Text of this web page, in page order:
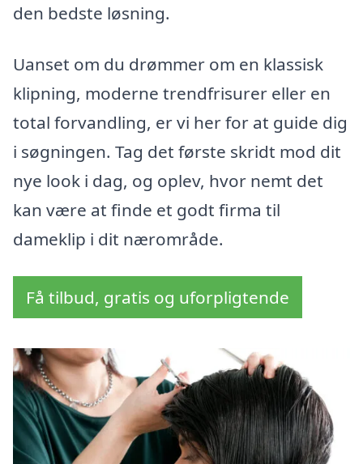
den bedste løsning.
Uanset om du drømmer om en klassisk
klipning, moderne trendfrisurer eller en
total forvandling, er vi her for at guide dig
i søgningen. Tag det første skridt mod dit
nye look i dag, og oplev, hvor nemt det
kan være at finde et godt firma til
dameklip i dit nærområde.
Få tilbud, gratis og uforpligtende